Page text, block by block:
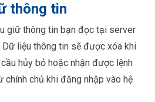
thông tin
giữ thông tin bạn đọc tại server
Dữ liệu thông tin sẽ được xóa khi
hủy bỏ hoặc nhận được lệnh
chính chủ khi đăng nhập vào hệ